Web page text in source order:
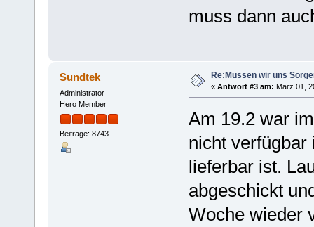
muss dann
Sundtek
Administrator
Hero Member
Beiträge: 8743
Re:Müssen wir uns
« Antwort #3 am: März 01,
Am 19.2 war
nicht
lieferbar ist.
abgeschickt
Woche wieder